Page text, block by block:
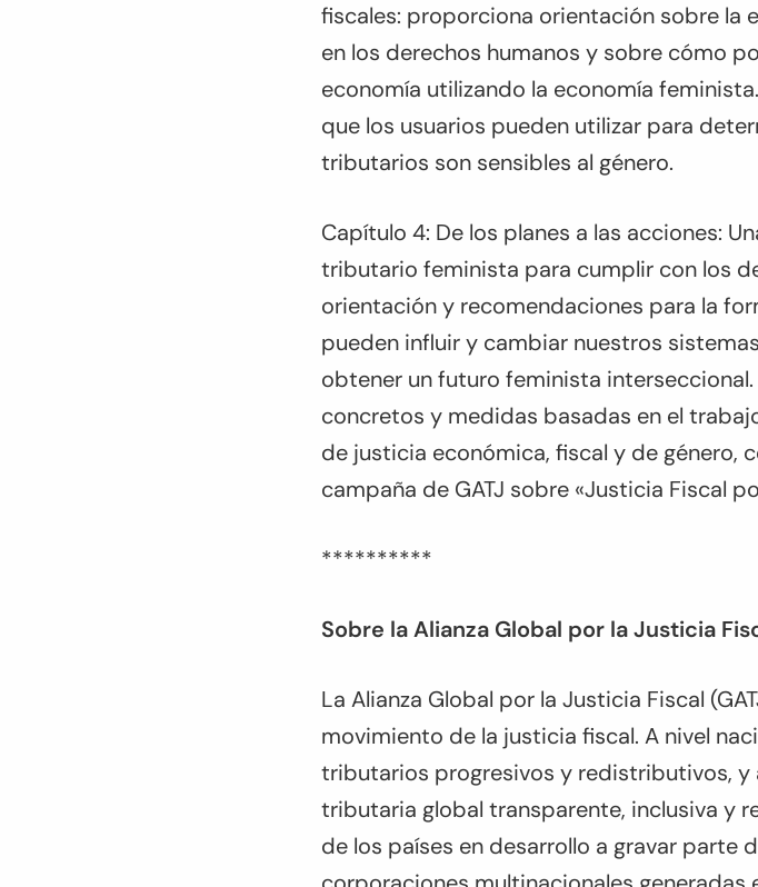
fiscales: proporciona orientación sobre la
en los derechos humanos y sobre cómo
economía utilizando la economía
que los usuarios pueden utilizar para
tributarios son sensibles al género.
Capítulo 4: De los planes a las acciones:
tributario feminista para cumplir con los
orientación y recomendaciones para la
pueden influir y cambiar nuestros
obtener un futuro feminista
concretos y medidas basadas en el
de justicia económica, fiscal y de género,
campaña de GATJ sobre «Justicia Fiscal
**********
Sobre la Alianza Global por la Justicia
La Alianza Global por la Justicia Fiscal
movimiento de la justicia fiscal. A nivel
tributarios progresivos y redistributivos, y
tributaria global transparente, inclusiva y
de los países en desarrollo a gravar parte